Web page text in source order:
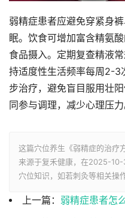
弱精症患者应避免穿紧身
眠。饮食可增加富含精氨
食品摄入。定期复查精液
持适度性生活频率每周2-3
步治疗，避免盲目服用壮
同参与调理，减少心理压力
这篇穴位养生《弱精症的治疗
来源于复禾健康，在2025-
穴位知识，如若刺灸等相关操
上一篇： 弱精症患者怎